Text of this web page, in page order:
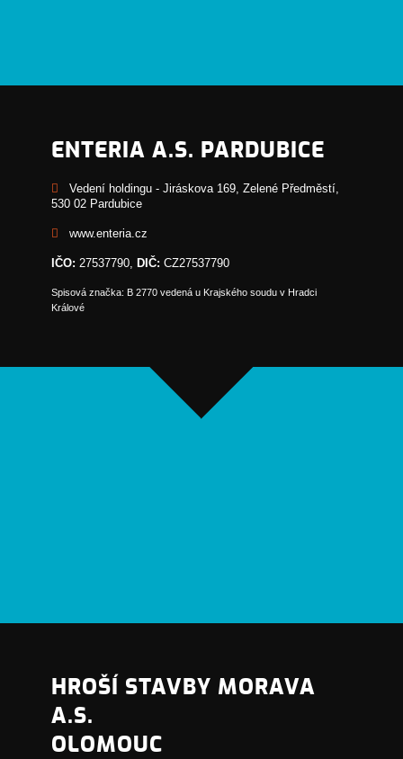
ENTERIA A.S. PARDUBICE
Vedení holdingu - Jiráskova 169, Zelené Předměstí,
530 02 Pardubice
www.enteria.cz
IČO: 27537790, DIČ: CZ27537790
Spisová značka: B 2770 vedená u Krajského soudu v Hradci
Králové
HROŠÍ STAVBY MORAVA
A.S.
OLOMOUC